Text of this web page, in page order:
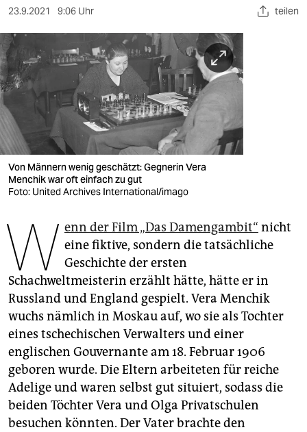
nord
wahrheit
verlag
verlag
veranstaltungen
shop
fragen & hilfe
unterstützen
abo
genossenschaft
epaper login
23.9.2021 9:06 Uhr teilen
Von Männern wenig geschätzt: Gegnerin Vera
Menchik war oft einfach zu gut
Foto: United Archives International/imago
W enn der Film „Das Damengambit“ nicht
eine fiktive, sondern die tatsächliche
Geschichte der ersten
Schachweltmeisterin erzählt hätte, hätte er in
Russland und England gespielt. Vera Menchik
wuchs nämlich in Moskau auf, wo sie als Tochter
eines tschechischen Verwalters und einer
englischen Gouvernante am 18. Februar 1906
geboren wurde. Die Eltern arbeiteten für reiche
Adelige und waren selbst gut situiert, sodass die
beiden Töchter Vera und Olga Privatschulen
besuchen könnten. Der Vater brachte den